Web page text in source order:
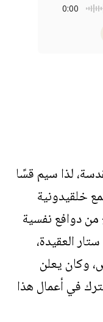
0:00
لذا سيم قسًا
خلقيدونية
من دوافع نفسية
العقيدة،
وكان يعلن
في أعمال هذا